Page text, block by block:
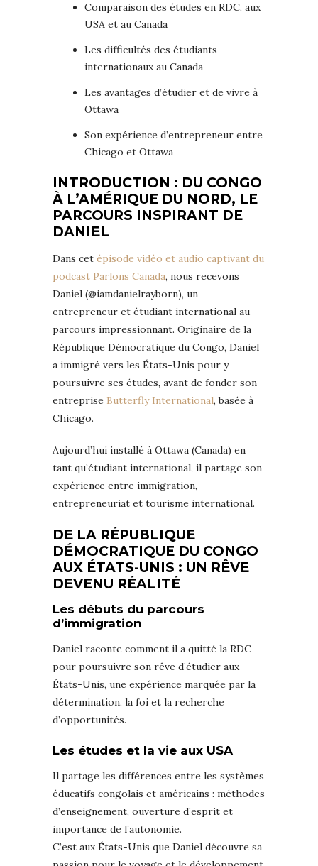
Comparaison des études en RDC, aux
USA et au Canada
Les difficultés des étudiants
internationaux au Canada
Les avantages d’étudier et de vivre à
Ottawa
Son expérience d’entrepreneur entre
Chicago et Ottawa
INTRODUCTION : DU CONGO
À L’AMÉRIQUE DU NORD, LE
PARCOURS INSPIRANT DE
DANIEL
Dans cet épisode vidéo et audio captivant du
podcast Parlons Canada, nous recevons
Daniel (@iamdanielrayborn), un
entrepreneur et étudiant international au
parcours impressionnant. Originaire de la
République Démocratique du Congo, Daniel
a immigré vers les États-Unis pour y
poursuivre ses études, avant de fonder son
entreprise Butterfly International, basée à
Chicago.
Aujourd’hui installé à Ottawa (Canada) en
tant qu’étudiant international, il partage son
expérience entre immigration,
entrepreneuriat et tourisme international.
DE LA RÉPUBLIQUE
DÉMOCRATIQUE DU CONGO
AUX ÉTATS-UNIS : UN RÊVE
DEVENU RÉALITÉ
Les débuts du parcours
d’immigration
Daniel raconte comment il a quitté la RDC
pour poursuivre son rêve d’étudier aux
États-Unis, une expérience marquée par la
détermination, la foi et la recherche
d’opportunités.
Les études et la vie aux USA
Il partage les différences entre les systèmes
éducatifs congolais et américains : méthodes
d’enseignement, ouverture d’esprit et
importance de l’autonomie.
C’est aux États-Unis que Daniel découvre sa